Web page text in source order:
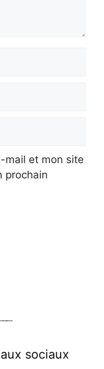
mail et mon site
prochain
sociaux